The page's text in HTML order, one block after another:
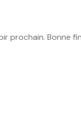
prochain. Bonne